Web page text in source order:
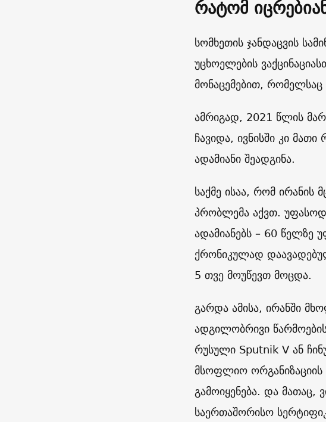
რატომ
სომხეთის ჯანდაცვის
უცხოელების
მონაცემებით, რომელსაც
ამრიგად, 2021 წლის
ჩავიდა, ივნისში კი
ადამიანი შეადგინა.
საქმე ისაა, რომ ირანის
პრობლემა აქვთ.
ადამიანებს – 60 წელზე
ქრონიკულად
5 თვე მოუწევთ მოცდა.
გარდა ამისა, ირანში
ადგილობრივი
რუსული Sputnik V ან
მსოფლიო ორგანიზაციის
გამოიყენება. და მათაც,
საერთაშორისო